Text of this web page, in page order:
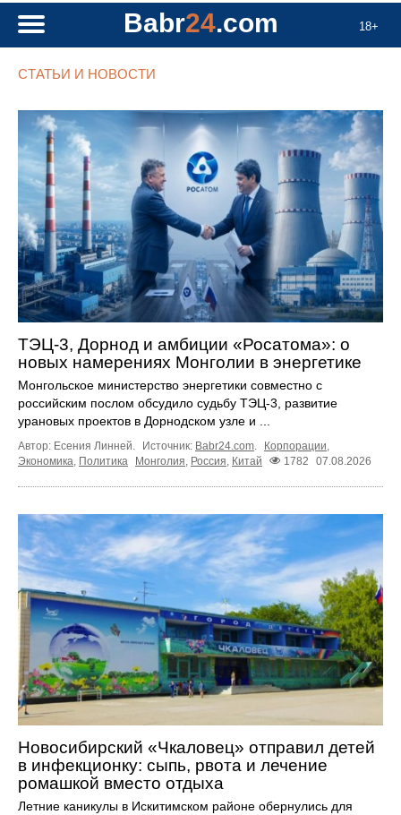
18+
Babr24.com
СТАТЬИ И НОВОСТИ
ТЭЦ-3, Дорнод и амбиции «Росатома»: о
новых намерениях Монголии в энергетике
Монгольское министерство энергетики совместно с
российским послом обсудило судьбу ТЭЦ‑3, развитие
урановых проектов в Дорнодском узле и ...
Автор: Есения Линней. Источник: Babr24.com Корпорации
Экономика Политика Монголия Россия Китай 1782 07.08.2026
Новосибирский «Чкаловец» отправил детей
в инфекционку: сыпь, рвота и лечение
ромашкой вместо отдыха
Летние каникулы в Искитимском районе обернулись для